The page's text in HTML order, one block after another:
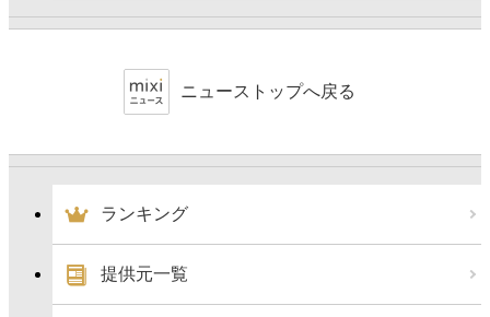
ニューストップへ戻る
ランキング
提供元一覧